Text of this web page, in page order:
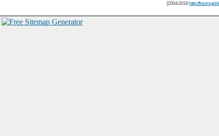
[2004-2018http://